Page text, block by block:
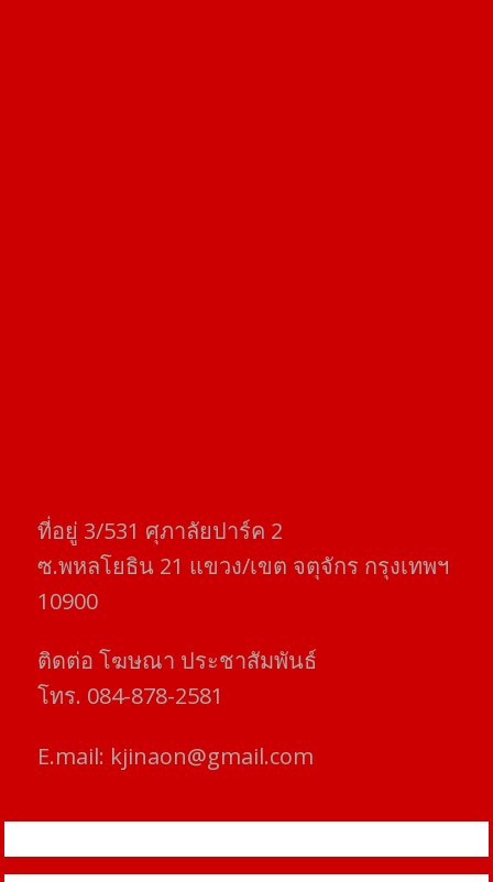
ที่อยู่​ 3/531​ ศุภาลัยปาร์ค​ 2
ซ.พหลโยธิน​ 21​ แขวง/เขต​ จตุจักร​ กรุงเทพฯ
10900
ติดต่อ​ โฆษณา​ ประชาสัมพันธ์
โทร​. 084-878-2581
E.mail: kjinaon@gmail.com